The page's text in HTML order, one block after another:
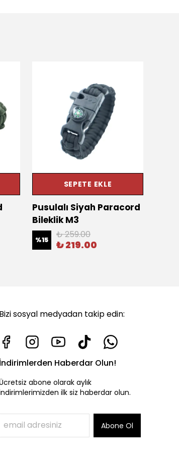
SEPETE EKLE
Pusulalı Siyah Paracord
Bileklik M3
%15 ₺ 259.00
₺ 219.00
Bizi sosyal medyadan takip edin:
İndirimlerden Haberdar Olun!
abone olarak aylık
ilk siz haberdar olun.
Abone Ol